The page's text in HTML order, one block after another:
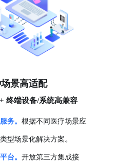
景高适配
终端设备/系统高兼容
务。 根据不同医疗场景应
型场景化解决方案。
台。 开放第三方集成接